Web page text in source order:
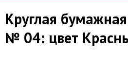
Круглая
№ 04: цвет